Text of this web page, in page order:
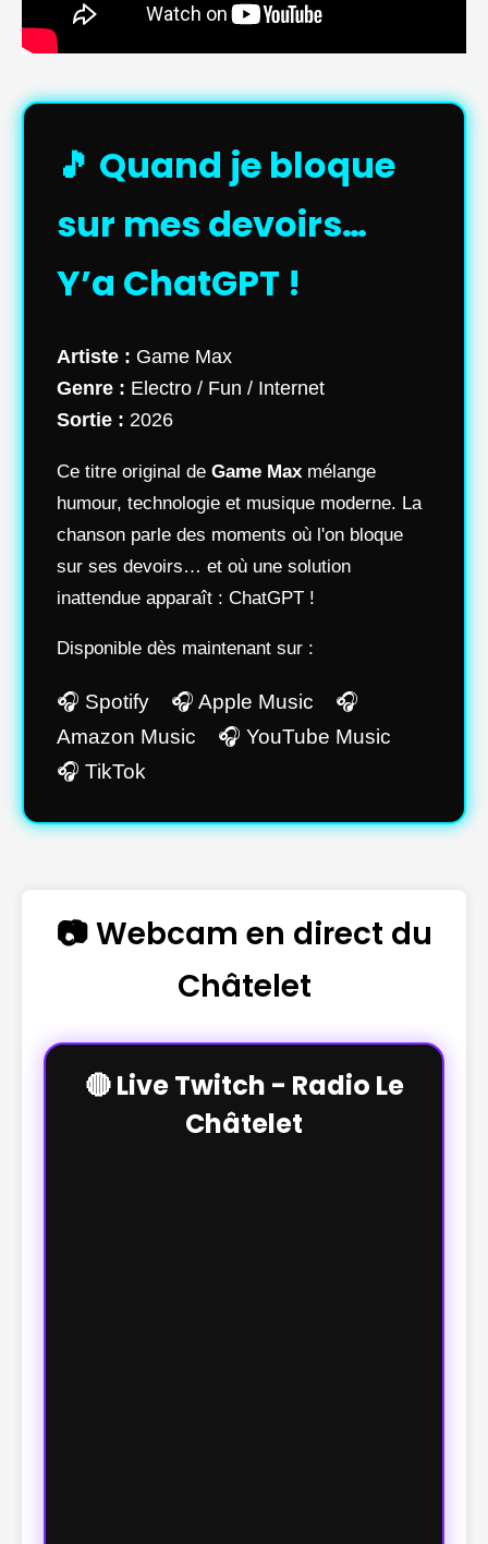
🎵 Quand je bloque
sur mes devoirs…
Y’a ChatGPT !
Artiste : Game Max
Genre : Electro / Fun / Internet
Sortie : 2026
Ce titre original de Game Max mélange
humour, technologie et musique moderne. La
chanson parle des moments où l'on bloque
sur ses devoirs… et où une solution
inattendue apparaît : ChatGPT !
Disponible dès maintenant sur :
🎧 Spotify 🎧 Apple Music 🎧
Amazon Music 🎧 YouTube Music
🎧 TikTok
📷 Webcam en direct du
Châtelet
🔴 Live Twitch - Radio Le
Châtelet